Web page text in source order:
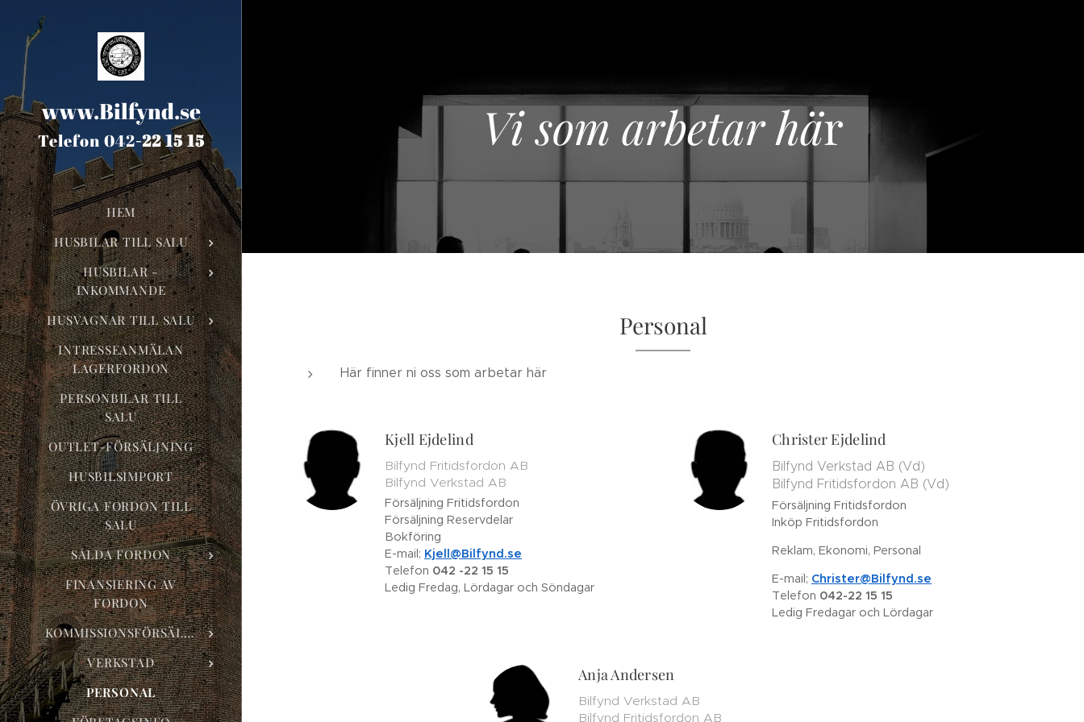
www.Bilfynd.se
Telefon 042-22 15 15
HEM
HUSBILAR TILL SALU
HUSBILAR -
INKOMMANDE
HUSVAGNAR TILL SALU
INTRESSEANMÄLAN
LAGERFORDON
PERSONBILAR TILL
SALU
OUTLET-FÖRSÄLJNING
HUSBILSIMPORT
ÖVRIGA FORDON TILL
SALU
SÅLDA FORDON
FINANSIERING AV
FORDON
KOMMISSIONSFÖRSÄLJNING
VERKSTAD
PERSONAL
Vi som arbetar här
Personal
Här finner ni oss som arbetar här
Kjell Ejdelind
Bilfynd Fritidsfordon AB
Bilfynd Verkstad AB
Försäljning Fritidsfordon
Försäljning Reservdelar
Bokföring
E-mail; Kjell@Bilfynd.se
Telefon 042 -22 15 15
Ledig Fredag, Lördagar och Söndagar
Christer Ejdelind
Bilfynd Verkstad AB (Vd)
Bilfynd Fritidsfordon AB (Vd)
Försäljning Fritidsfordon
Inköp Fritidsfordon
Reklam, Ekonomi, Personal
E-mail; Christer@Bilfynd.se
Telefon 042-22 15 15
Ledig Fredagar och Lördagar
Anja Andersen
Bilfynd Verkstad AB
Bilfynd Fritidsfordon AB